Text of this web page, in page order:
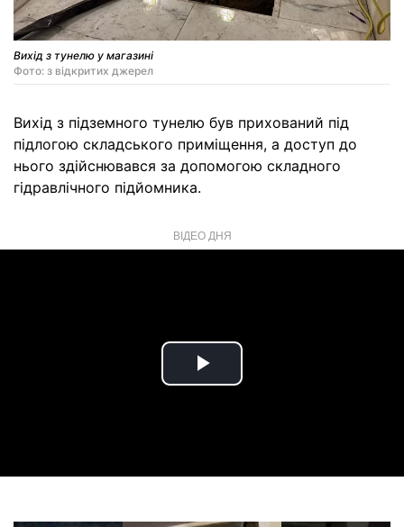
Вихід з тунелю у магазині
Фото: з відкритих джерел
Вихід з підземного тунелю був прихований під
підлогою складського приміщення, а доступ до
нього здійснювався за допомогою складного
гідравлічного підйомника.
ВІДЕО ДНЯ
Play